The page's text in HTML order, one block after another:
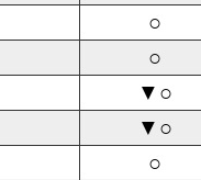
○
○
▼○
▼○
○